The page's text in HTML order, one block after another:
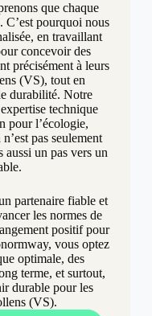
que chaque
C’est pourquoi nous
en travaillant
concevoir des
précisément à leurs
(VS), tout en
durabilité. Notre
technique
pour l’écologie,
pas seulement
aussi un pas vers un
partenaire fiable et
les normes de
positif pour
vous optez
optimale, des
terme, et surtout,
durable pour les
(VS).